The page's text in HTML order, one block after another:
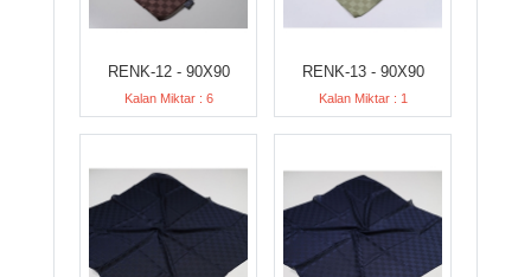
RENK-12 - 90X90
Kalan Miktar : 6
RENK-13 - 90X90
Kalan Miktar : 1